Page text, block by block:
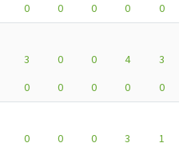
0 0 0 0
0
3 0 0 4
3
0 0 0 0
0
0 0 0 3
1